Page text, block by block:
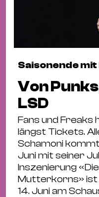
Saisonende
Von
LSD
Fans und Freaks
längst Tickets.
Schamoni
Juni mit seiner
Inszenierung
Mutterkorns» ist
14. Juni am